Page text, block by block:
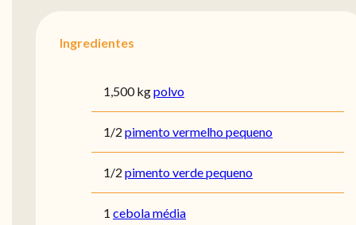
Ingredientes
1,500 kgpolvo
1/2 pimento vermelho pequeno
1/2 pimento verde pequeno
1 cebola média